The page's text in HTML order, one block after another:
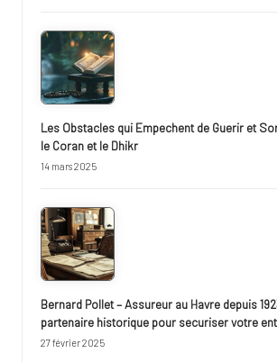
Les Obstacles qui Empechent de Guerir et
le Coran et le Dhikr
14 mars 2025
Bernard Pollet – Assureur au Havre depuis
partenaire historique pour securiser votre
27 février 2025